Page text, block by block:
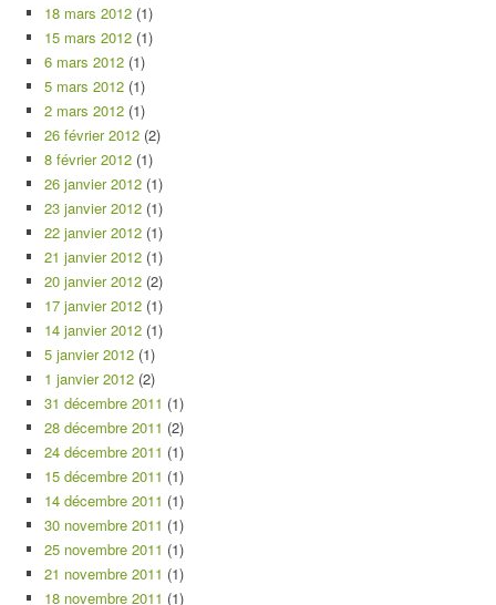
18 mars 2012 (1)
15 mars 2012 (1)
6 mars 2012 (1)
5 mars 2012 (1)
2 mars 2012 (1)
26 février 2012 (2)
8 février 2012 (1)
26 janvier 2012 (1)
23 janvier 2012 (1)
22 janvier 2012 (1)
21 janvier 2012 (1)
20 janvier 2012 (2)
17 janvier 2012 (1)
14 janvier 2012 (1)
5 janvier 2012 (1)
1 janvier 2012 (2)
31 décembre 2011 (1)
28 décembre 2011 (2)
24 décembre 2011 (1)
15 décembre 2011 (1)
14 décembre 2011 (1)
30 novembre 2011 (1)
25 novembre 2011 (1)
21 novembre 2011 (1)
18 novembre 2011 (1)